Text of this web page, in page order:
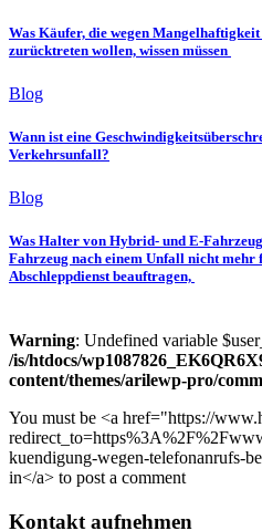
Was Käufer, die wegen
zurücktreten wollen, wissen müssen
Blog
Wann ist eine
Verkehrsunfall?
Blog
Was Halter von Hybrid- und E-
Fahrzeug nach einem Unfall nicht mehr
Abschleppdienst beauftragen,
Warning: Undefined variable
/is/htdocs/
content/themes/arilewp-pro/
You must be <a href="https://
kuendigung-wegen-telefonanrufs-
in</a> to post a comment
Kontakt aufnehmen